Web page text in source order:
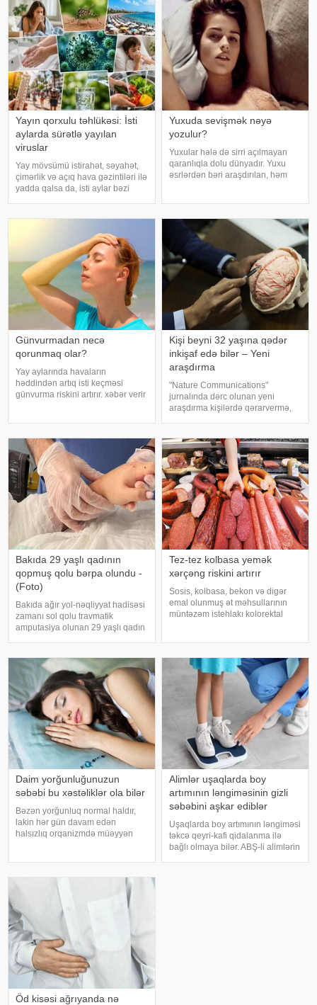
Yayın qorxulu təhlükəsi: İsti
aylarda sürətlə yayılan
viruslar
Yay mövsümü istirahət, səyahət,
çimərlik və açıq hava gəzintiləri ilə
yadda qalsa da, isti aylar bəzi
temperatur deyil. Açıq havad
Yuxuda sevişmək nəyə
yozulur?
Yuxular hələ də sirri açılmayan
qaranlıqla dolu dünyadır. Yuxu
əsrlərdən bəri araşdırılan, həm
rəngarəng yuxular bəzən də
cinsəlikl
Günvurmadan necə
qorunmaq olar?
Yay aylarında havaların
həddindən artıq isti keçməsi
günvurma riskini artırır. xəbər verir
diqqətli olmalıdırlar.
Günvurmadan qorunma
Kişi beyni 32 yaşına qədər
inkişaf edə bilər – Yeni
araşdırma
"Nature Communications"
jurnalında dərc olunan yeni
araşdırma kişilərdə qərarvermə,
olan beyin nahiyələrinin orta
hesabla 32 yaşına qədər inkişa
Bakıda 29 yaşlı qadının
qopmuş qolu bərpa olundu -
(Foto)
Bakıda ağır yol-nəqliyyat hadisəsi
zamanı sol qolu travmatik
amputasiya olunan 29 yaşlı qadın
zərərçəkən Səhiyyə Nazirliyi
Akademik M.A.Topçubaşov adına
Elmi Cərrahiyy
Tez-tez kolbasa yemək
xərçəng riskini artırır
Sosis, kolbasa, bekon və digər
emal olunmuş ət məhsullarının
müntəzəm istehlakı kolorektal
Nazirliyinin Milli Kliniki
Endokrinologiy
Daim yorğunluğunuzun
səbəbi bu xəstəliklər ola bilər
Bəzən yorğunluq normal haldır,
lakin hər gün davam edən
halsızlıq orqanizmdə müəyyən
qan azlığı, qalxanabənzər vəz
xəstəlikləri, şəkərl
Alimlər uşaqlarda boy
artımının ləngiməsinin gizli
səbəbini aşkar ediblər
Uşaqlarda boy artımının ləngiməsi
təkcə qeyri-kafi qidalanma ilə
bağlı olmaya bilər. ABŞ-li alimlərin
Öd kisəsi ağrıyanda nə